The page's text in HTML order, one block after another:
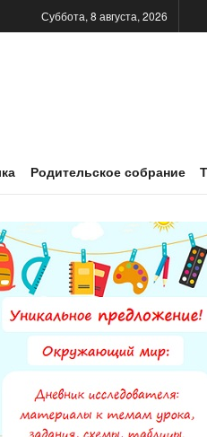
Суббота, 8 августа, 2026
Родительское собрание